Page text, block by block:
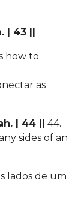
| 43 ||
how to
as
| 44 || 44.
sides of an
lados de um